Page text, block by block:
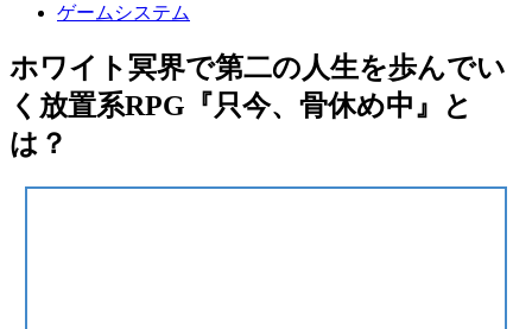
ゲームシステム
ホワイト冥界で第二の人生を歩んでい
く放置系RPG『只今、骨休め中』と
は？